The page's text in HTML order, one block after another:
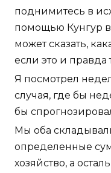
поднимитесь в
помощью Кунгур
может сказать,
если это и правда
Я посмотрел
случая, где бы
бы
Мы оба
определенные
хозяйство, а